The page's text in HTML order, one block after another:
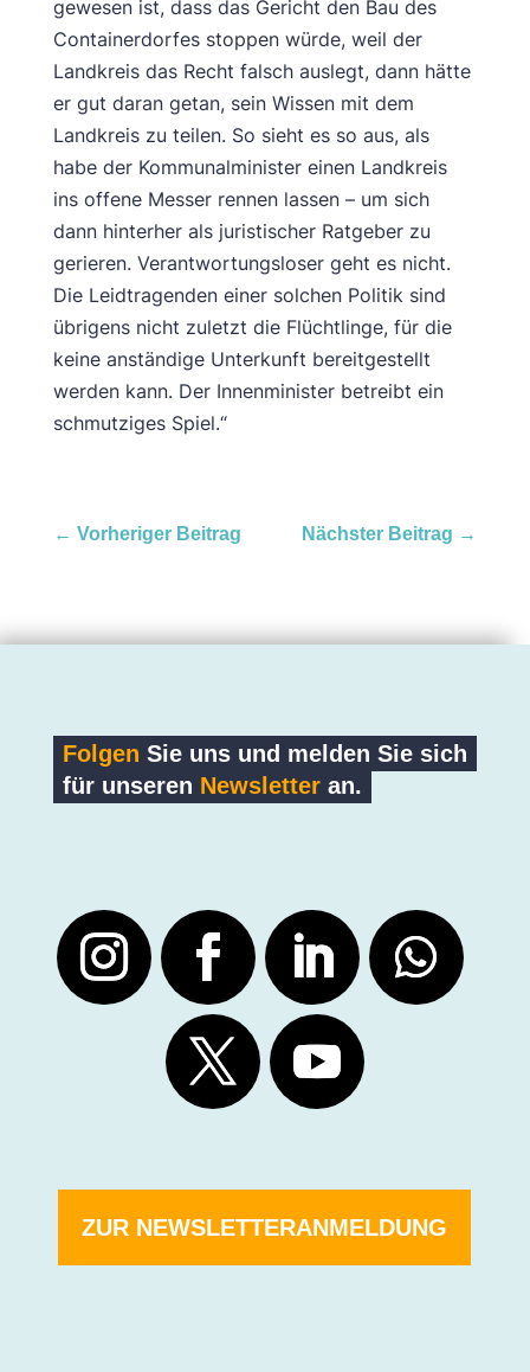
gewesen ist, dass das Gericht den Bau des
Containerdorfes stoppen würde, weil der
Landkreis das Recht falsch auslegt, dann hätte
er gut daran getan, sein Wissen mit dem
Landkreis zu teilen. So sieht es so aus, als
habe der Kommunalminister einen Landkreis
ins offene Messer rennen lassen – um sich
dann hinterher als juristischer Ratgeber zu
gerieren. Verantwortungsloser geht es nicht.
Die Leidtragenden einer solchen Politik sind
übrigens nicht zuletzt die Flüchtlinge, für die
keine anständige Unterkunft bereitgestellt
werden kann. Der Innenminister betreibt ein
schmutziges Spiel.“
← Vorheriger Beitrag Nächster Beitrag →
Folgen Sie uns und melden Sie sich
für unseren Newsletteran.
ZUR NEWSLETTERANMELDUNG